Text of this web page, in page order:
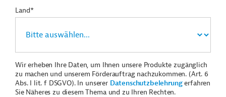
Land*
Wir erheben Ihre Daten, um Ihnen unsere Produkte zugänglich
zu machen und unserem Förderauftrag nachzukommen. (Art. 6
Abs. I lit. f DSGVO). In unserer Datenschutzbelehrungerfahren
Sie Näheres zu diesem Thema und zu Ihren Rechten.